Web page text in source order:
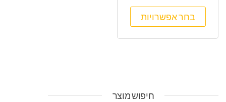
בחר אפשרויות
חיפוש מוצר